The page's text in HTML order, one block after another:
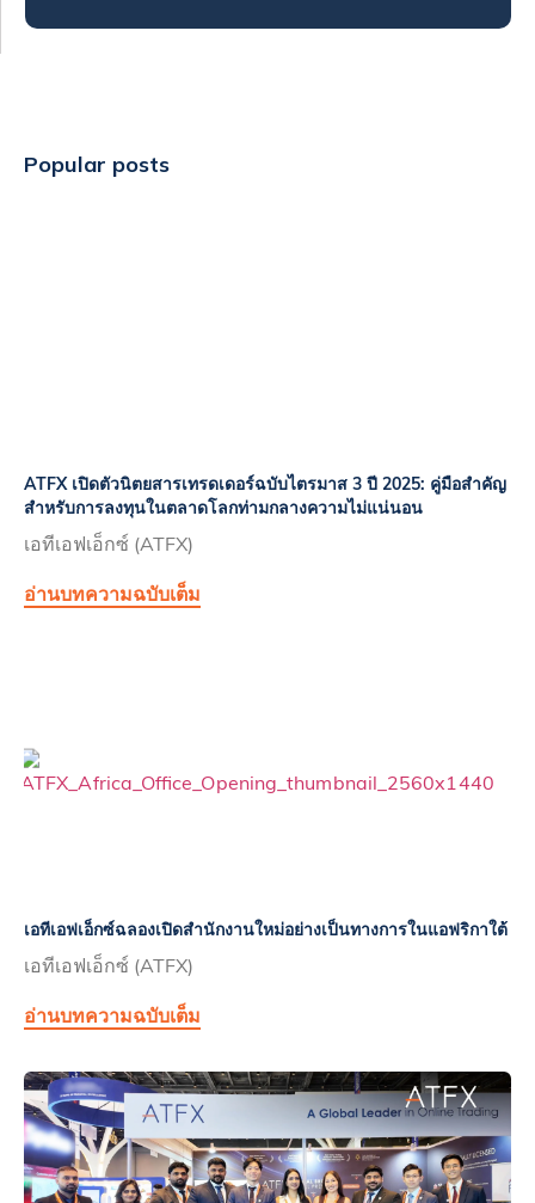
Popular posts
ATFX เปิดตัวนิตยสารเทรดเดอร์ฉบับไตรมาส 3 ปี 2025: คู่มือสำคัญ
สำหรับการลงทุนในตลาดโลกท่ามกลางความไม่แน่นอน
เอทีเอฟเอ็กซ์ (ATFX)
อ่านบทความฉบับเต็ม
เอทีเอฟเอ็กซ์ฉลองเปิดสำนักงานใหม่อย่างเป็นทางการในแอฟริกาใต้
เอทีเอฟเอ็กซ์ (ATFX)
อ่านบทความฉบับเต็ม